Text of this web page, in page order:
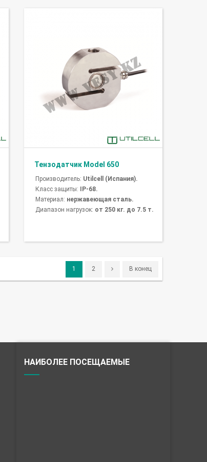
Тензодатчик Model 650
Производитель: Utilcell (Испания).
Класс защиты:
IP-68.
Материал: нержавеющая сталь.
Диапазон нагрузок: от 250 кг. до 7.5 т.
1 2 В конец
НАИБОЛЕЕ ПОСЕЩАЕМЫЕ